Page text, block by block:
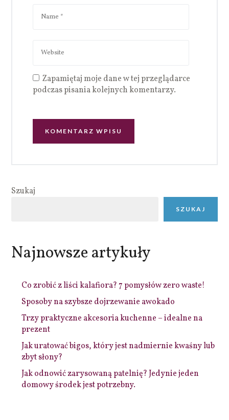
Zapamiętaj moje dane w tej przeglądarce
podczas pisania kolejnych komentarzy.
Szukaj
SZUKAJ
Najnowsze artykuły
Co zrobić z liści kalafiora? 7 pomysłów zero waste!
Sposoby na szybsze dojrzewanie awokado
Trzy praktyczne akcesoria kuchenne – idealne na
prezent
Jak uratować bigos, który jest nadmiernie kwaśny lub
zbyt słony?
Jak odnowić zarysowaną patelnię? Jedynie jeden
domowy środek jest potrzebny.